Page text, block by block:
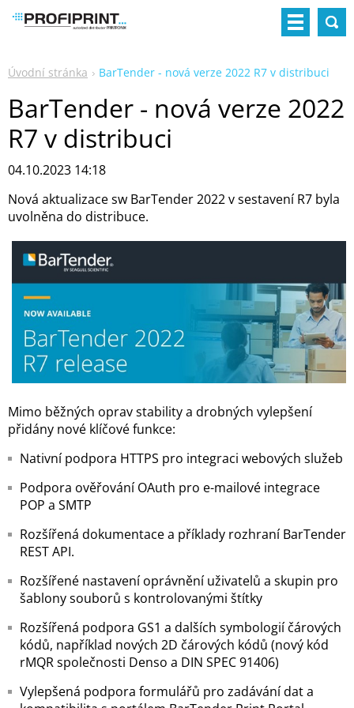
Úvodní stránka BarTender - nová verze 2022 R7 v distribuci
BarTender - nová verze 2022
R7 v distribuci
04.10.2023 14:18
Nová aktualizace sw BarTender 2022 v sestavení R7 byla
uvolněna do distribuce.
Mimo běžných oprav stability a drobných vylepšení
přidány nové klíčové funkce:
Nativní podpora HTTPS pro integraci webových služeb
Podpora ověřování OAuth pro e-mailové integrace
POP a SMTP
Rozšířená dokumentace a příklady rozhraní BarTender
REST API.
Rozšířené nastavení oprávnění uživatelů a skupin pro
šablony souborů s kontrolovanými štítky
Rozšířená podpora GS1 a dalších symbologií čárových
kódů, například nových 2D čárových kódů (nový kód
rMQR společnosti Denso a DIN SPEC 91406)
Vylepšená podpora formulářů pro zadávání dat a